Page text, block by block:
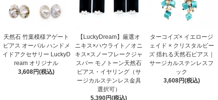
天然石 竹葉模様アゲート
ピアス オーバル ハンドメ
イドアクセサリー LuckyD
ream オリジナル
3,608円(税込)
【LuckyDream】厳選オ
ニキス×ハウライト／オニ
キス×スノーフレークジャ
スパー モノトーン天然石
ピアス・イヤリング（サ
ージカルステンレス金具
選択可）
5,390円(税込)
ターコイズ× イエロージ
ェイド × クリスタルビー
ズ 揺れる天然石ピアス｜
サージカルステンレスフ
ック
3,608円(税込)